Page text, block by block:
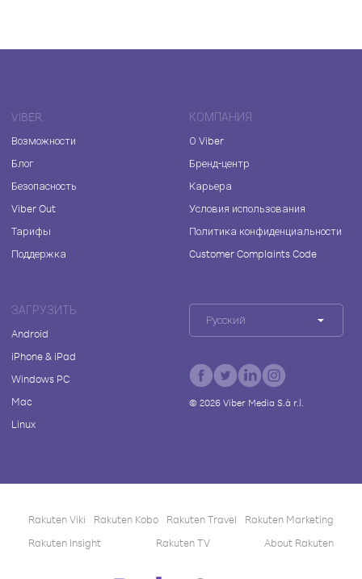
VIBER
Возможности
Блог
Безопасность
Viber Out
Тарифы
Поддержка
КОМПАНИЯ
О Viber
Бренд-центр
Карьера
Условия использования
Политика конфиденциальности
Customer Complaints Code
ЗАГРУЗИТЬ
Android
iPhone & iPad
Windows PC
Mac
Linux
Русский
© 2026Viber Media S.à r.l.
Rakuten Viki Rakuten Kobo Rakuten Travel
Rakuten Marketing
Rakuten Insight
Rakuten TV About Rakuten